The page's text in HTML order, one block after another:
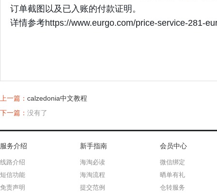
订单截图以及已入账的付款证明。
详情参考https://www.eurgo.com/price-service-281-
上一篇： calzedonia中文教程
下一篇： 没有了
服务介绍
线路介绍
短信功能
免责声明
新手指南
海淘必读
海淘流程
提交范例
会员中心
微信绑定
晒单有礼
仓转服务